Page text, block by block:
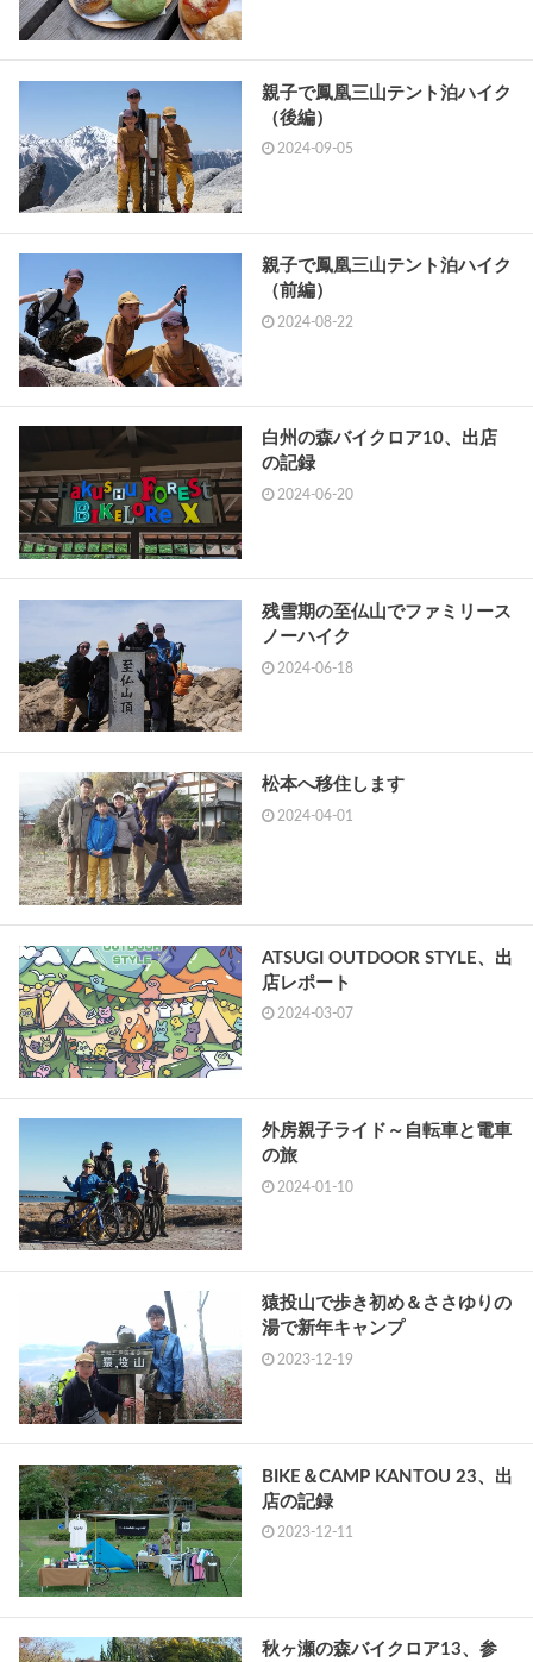
親子で鳳凰三山テント泊ハイク
（後編）
2024-09-05
親子で鳳凰三山テント泊ハイク
（前編）
2024-08-22
白州の森バイクロア10、出店
の記録
2024-06-20
残雪期の至仏山でファミリース
ノーハイク
2024-06-18
松本へ移住します
2024-04-01
ATSUGI OUTDOOR STYLE、出
店レポート
2024-03-07
外房親子ライド～自転車と電車
の旅
2024-01-10
猿投山で歩き初め＆ささゆりの
湯で新年キャンプ
2023-12-19
BIKE＆CAMP KANTOU 23、出
店の記録
2023-12-11
秋ヶ瀬の森バイクロア13、参